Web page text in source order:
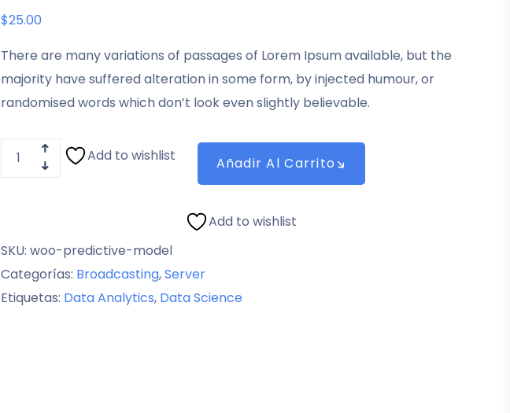
sobre
5
en
puntuación
de
cliente
$25.00
There are many variations of passages of Lorem Ipsum available, but the
majority have suffered alteration in some form, by injected humour, or
randomised words which don’t look even slightly believable.
Add to wishlist Añadir Al Carrito
Add to wishlist
SKU:woo-predictive-model
Categorías: Broadcasting,Server
Etiquetas: Data Analytics, Data Science